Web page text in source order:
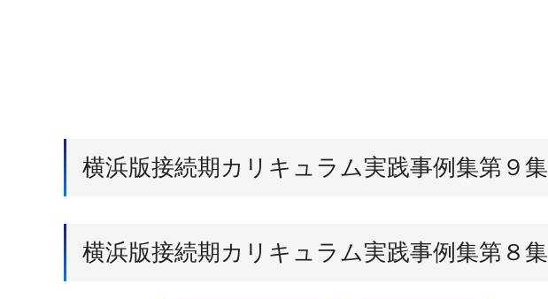
横浜版接続期カリキュラム実践事例集第９集
横浜版接続期カリキュラム実践事例集第８集